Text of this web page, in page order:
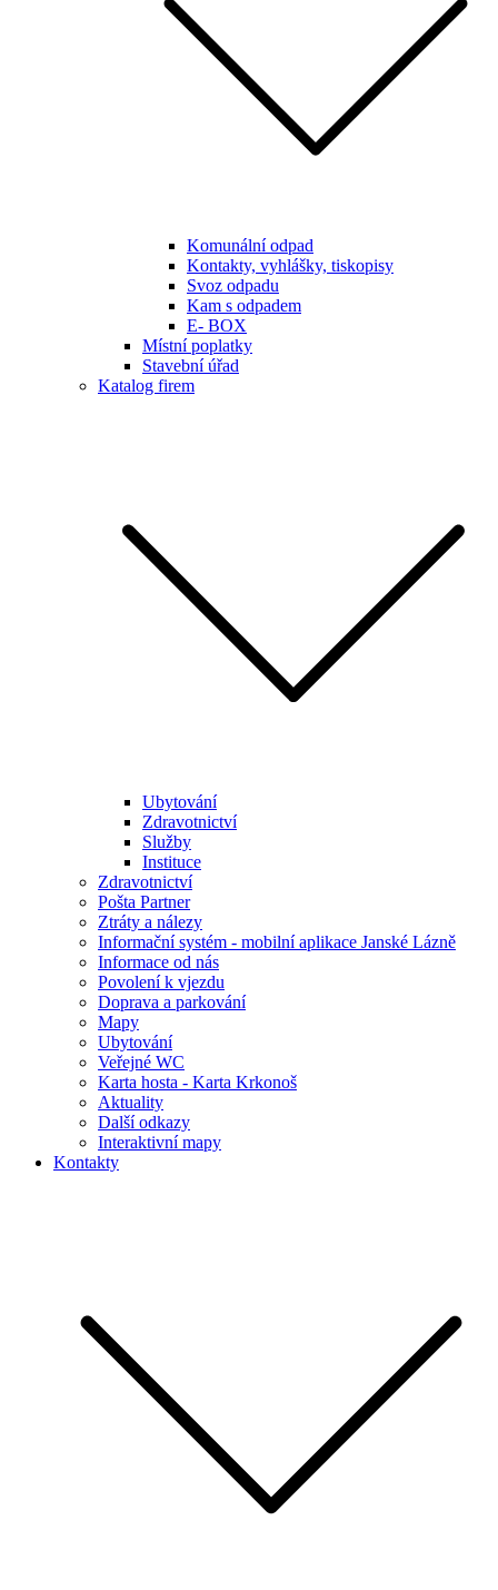
Komunální odpad
Kontakty, vyhlášky, tiskopisy
Svoz odpadu
Kam s odpadem
E- BOX
Místní poplatky
Stavební úřad
Katalog firem
Ubytování
Zdravotnictví
Služby
Instituce
Zdravotnictví
Pošta Partner
Ztráty a nálezy
Informační systém - mobilní aplikace Janské Lázně
Informace od nás
Povolení k vjezdu
Doprava a parkování
Mapy
Ubytování
Veřejné WC
Karta hosta - Karta Krkonoš
Aktuality
Další odkazy
Interaktivní mapy
Kontakty